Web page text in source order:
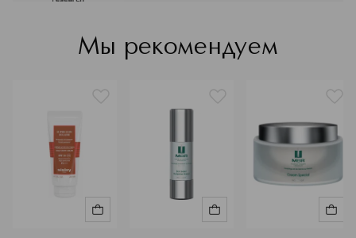
биоактивное восстановление кожи
подтверждая эффективность
средств клиническими испытаниями.
Подробнее
Мы рекомендуем